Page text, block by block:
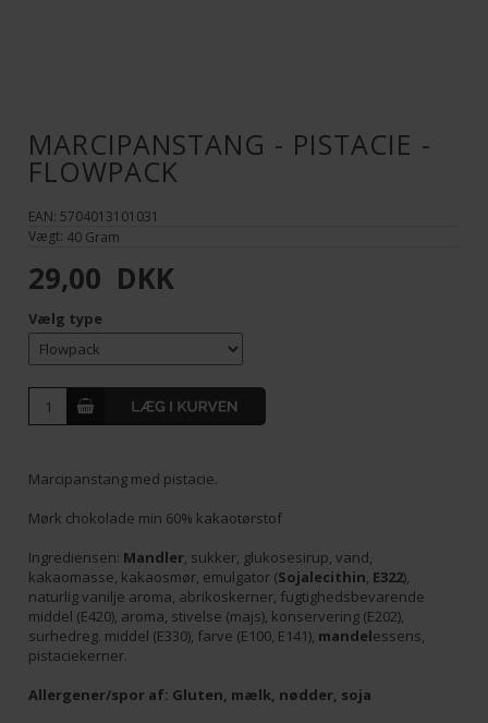
MARCIPANSTANG - PISTACIE -
FLOWPACK
EAN: 5704013101031
Vægt: 40 Gram
29,00 DKK
Vælg type
Marcipanstang med pistacie.
Mørk chokolade min 60% kakaotørstof
Ingrediensen: Mandler, sukker, glukosesirup, vand,
kakaomasse, kakaosmør, emulgator (Sojalecithin, E322),
naturlig vanilje aroma, abrikoskerner, fugtighedsbevarende
middel (E420), aroma, stivelse (majs), konservering (E202),
surhedreg. middel (E330), farve (E100, E141), mandelessens,
pistaciekerner.
Allergener/spor af: Gluten, mælk, nødder, soja